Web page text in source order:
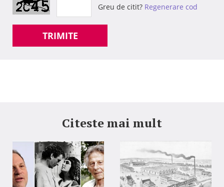
Greu de citit? Regenerare cod
TRIMITE
Citeste mai mult